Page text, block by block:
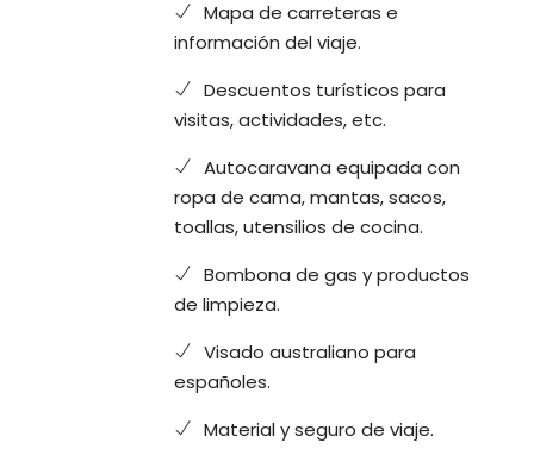
Mapa de carreteras e
información del viaje.
Descuentos turísticos para
visitas, actividades, etc.
Autocaravana equipada con
ropa de cama, mantas, sacos,
toallas, utensilios de cocina.
Bombona de gas y productos
de limpieza.
Visado australiano para
españoles.
Material y seguro de viaje.